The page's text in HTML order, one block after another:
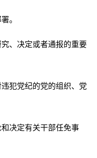
。
、决定或者通报的重要
犯党纪的党的组织、党
决定有关干部任免事